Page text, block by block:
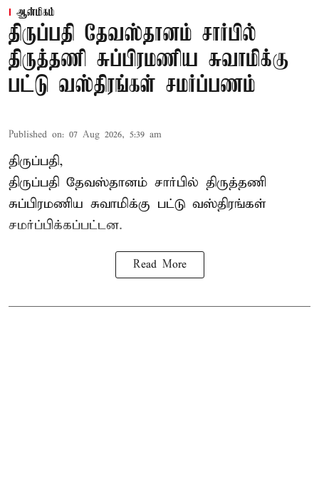
ஆன்மிகம்
திருப்பதி தேவஸ்தானம் சார்பில்
திருத்தணி சுப்பிரமணிய சுவாமிக்கு
பட்டு வஸ்திரங்கள் சமர்ப்பணம்
Published on: 07 Aug 2026, 5:39 am
திருப்பதி,
திருப்பதி தேவஸ்தானம் சார்பில் திருத்தணி
சுப்பிரமணிய சுவாமிக்கு பட்டு வஸ்திரங்கள்
சமர்ப்பிக்கப்பட்டன.
Read More